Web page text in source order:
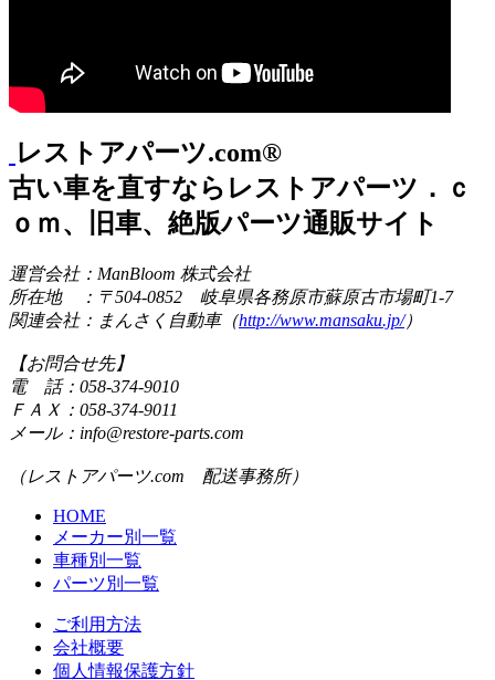
レストアパーツ.com®
古い車を直すならレストアパーツ．ｃ
ｏｍ、旧車、絶版パーツ通販サイト
運営会社：ManBloom 株式会社
所在地 ：〒504-0852 岐阜県各務原市蘇原古市場町1-7
関連会社：まんさく自動車（http://www.mansaku.jp/）
【お問合せ先】
電 話：058-374-9010
ＦＡＸ：058-374-9011
メール：info@restore-parts.com
（レストアパーツ.com 配送事務所）
HOME
メーカー別一覧
車種別一覧
パーツ別一覧
ご利用方法
会社概要
個人情報保護方針